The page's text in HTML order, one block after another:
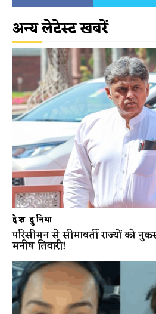
अन्य लेटेस्ट खबरें
देश दुनिया
परिसीमन से सीमावर्ती राज्यों को
मनीष तिवारी!